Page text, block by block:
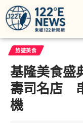
旅遊美食
基隆美食盛
壽司名店
機